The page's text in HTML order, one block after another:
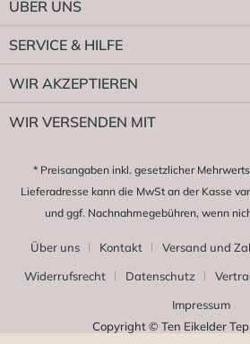
ÜBER UNS
SERVICE & HILFE
WIR AKZEPTIEREN
WIR VERSENDEN MIT
* Preisangaben inkl. gesetzlicher
Lieferadresse kann die MwSt an der Kasse
und ggf. Nachnahmegebühren, wenn
Über uns Kontakt
Versand und
Widerrufsrecht
Datenschutz
Impressum
Copyright © Ten Eikelder